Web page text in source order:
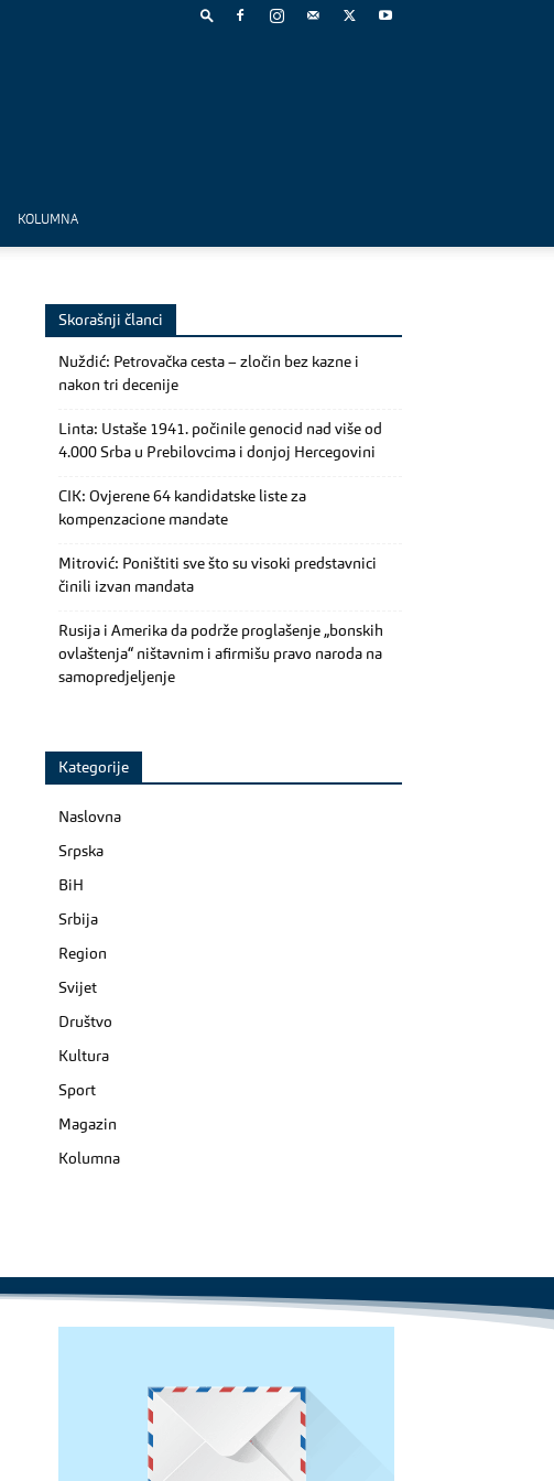
KOLUMNA
Skorašnji članci
Nuždić: Petrovačka cesta – zločin bez kazne i
nakon tri decenije
Linta: Ustaše 1941. počinile genocid nad više od
4.000 Srba u Prebilovcima i donjoj Hercegovini
CIK: Ovjerene 64 kandidatske liste za
kompenzacione mandate
Mitrović: Poništiti sve što su visoki predstavnici
činili izvan mandata
Rusija i Amerika da podrže proglašenje „bonskih
ovlaštenja“ ništavnim i afirmišu pravo naroda na
samopredjeljenje
Kategorije
Naslovna
Srpska
BiH
Srbija
Region
Svijet
Društvo
Kultura
Sport
Magazin
Kolumna